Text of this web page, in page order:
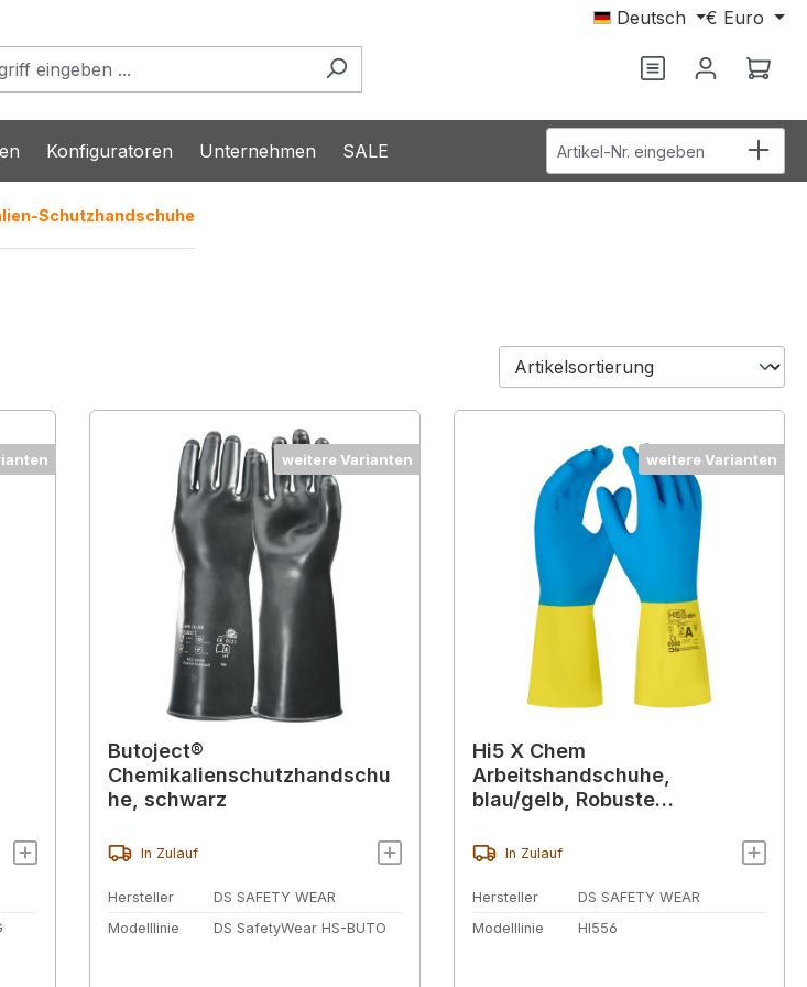
Deutsch € Euro
Konfiguratoren Unternehmen SALE Artikel-Nr. eingeben
Schutzhandschuhe
weitere Varianten
Butoject®
Chemikalienschutzhandschu
he, schwarz
In Zulauf
Hersteller
DS SAFETY WEAR
Modelllinie
DS SafetyWear HS-BUTO
weitere Varianten
Hi5 X Chem
Arbeitshandschuhe,
blau/gelb, Robuste
he mit Anti-Rutsch-Griff
In Zulauf
Hersteller
DS SAFETY WEAR
Modelllinie
HI556